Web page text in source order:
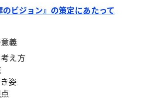
ビジョン』の策定にあたって
義
え方
姿